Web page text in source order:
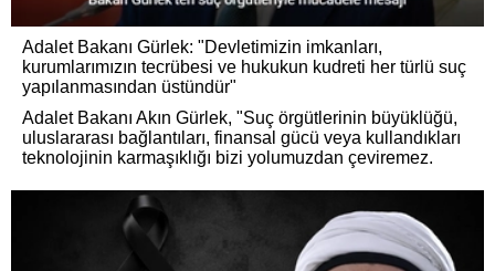
Adalet Bakanı Gürlek: "Devletimizin imkanları,
kurumlarımızın tecrübesi ve hukukun kudreti her türlü suç
yapılanmasından üstündür"
Adalet Bakanı Akın Gürlek, "Suç örgütlerinin büyüklüğü,
uluslararası bağlantıları, finansal gücü veya kullandıkları
teknolojinin karmaşıklığı bizi yolumuzdan çeviremez.